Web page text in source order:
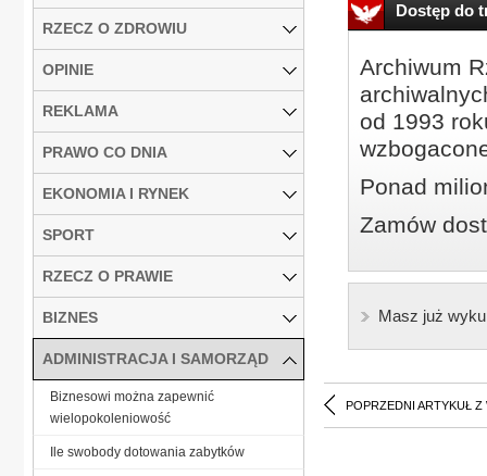
Dostęp do
Archiwum
od 1993
Ponad
Zamów
Masz już
POPRZEDNI ARTYKUŁ Z
RZECZ O ZDROWIU
OPINIE
REKLAMA
PRAWO CO DNIA
EKONOMIA I RYNEK
SPORT
RZECZ O PRAWIE
BIZNES
ADMINISTRACJA I SAMORZĄD
Biznesowi można zapewnić
wielopokoleniowość
Ile swobody dotowania zabytków